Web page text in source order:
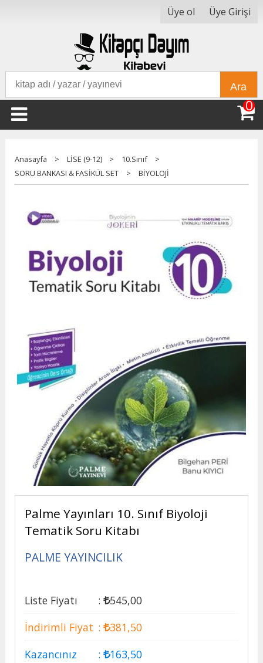
Üye ol Üye Girişi
Ara
0
Anasayfa > LİSE (9-12) > 10.Sınıf
>
SORU BANKASI & FASİKÜL SET
> BİYOLOJİ
Palme Yayınları 10. Sınıf Biyoloji
Tematik Soru Kitabı
PALME YAYINCILIK
Liste Fiyatı : 545,00
İndirimli Fiyat : 381,50
Kazancınız
: 163,50